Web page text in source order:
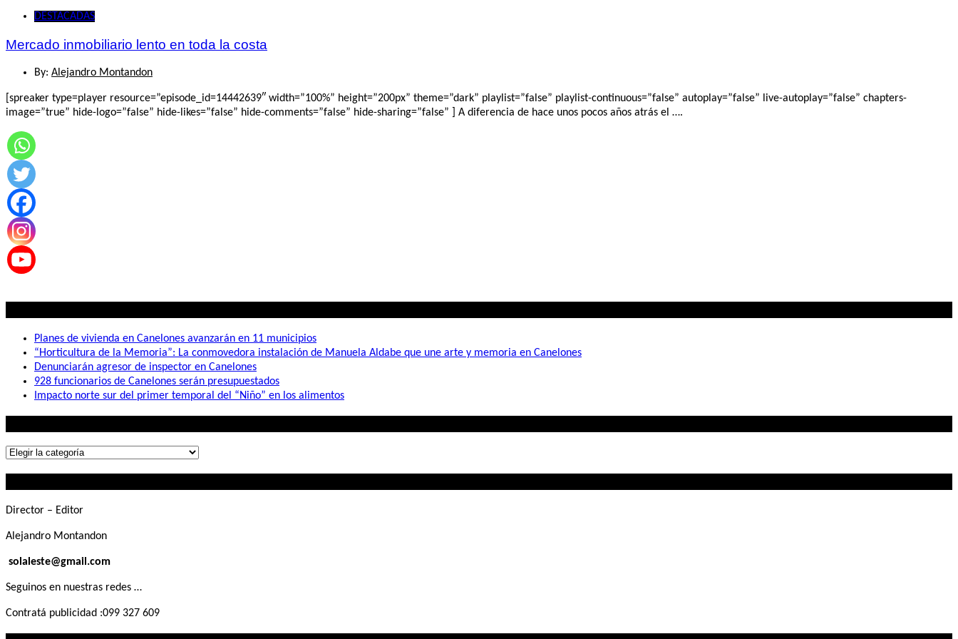
DESTACADAS
Mercado inmobiliario lento en toda la costa
By: Alejandro Montandon
[spreaker type=player resource=”episode_id=14442639″ width=”100%” height=”200px” theme=”dark” playlist=”false” playlist-continuous=”false” autoplay=”false” live-autoplay=”false” chapters-
image=”true” hide-logo=”false” hide-likes=”false” hide-comments=”false” hide-sharing=”false” ] A diferencia de hace unos pocos años atrás el ….
Planes de vivienda en Canelones avanzarán en 11 municipios
“Horticultura de la Memoria”: La conmovedora instalación de Manuela Aldabe que une arte y memoria en Canelones
Denunciarán agresor de inspector en Canelones
928 funcionarios de Canelones serán presupuestados
Impacto norte sur del primer temporal del “Niño” en los alimentos
Lo
Director – Editor
Alejandro Montandon
solaleste@gmail.com
Seguinos en nuestras redes …
Contratá publicidad :099 327 609